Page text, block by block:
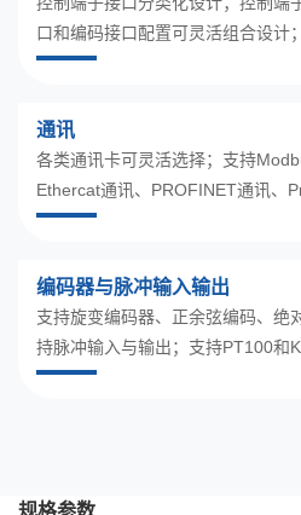
口和编码接口配置可灵活组合设计；
通讯
各类通讯卡可灵活选择；支持
Ethercat通讯、PROFINET通讯、
编码器与脉冲输入输出
支持旋变编码器、正余弦编码、绝
持脉冲输入与输出；支持PT100和